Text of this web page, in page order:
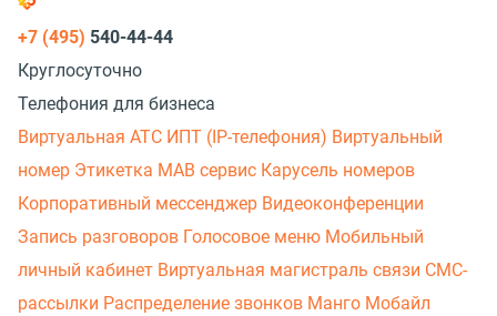
+7 (495) 540-44-44
Круглосуточно
Телефония для бизнеса
Виртуальная АТС ИПТ (IP-телефония) Виртуальный
номер Этикетка МАВ сервис Карусель номеров
Корпоративный мессенджер Видеоконференции
Запись разговоров Голосовое меню Мобильный
личный кабинет Виртуальная магистраль связи СМС-
рассылки Распределение звонков Манго Мобайл